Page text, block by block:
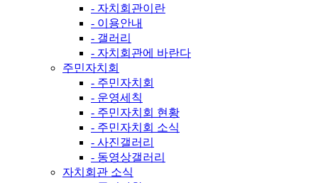
- 자치회관이란
- 이용안내
- 갤러리
- 자치회관에 바란다
주민자치회
- 주민자치회
- 운영세칙
- 주민자치회 현황
- 주민자치회 소식
- 사진갤러리
- 동영상갤러리
자치회관 소식